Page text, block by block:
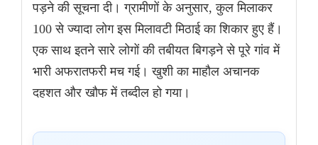
पड़ने की सूचना दी। ग्रामीणों के अनुसार, कुल मिलाकर
100 से ज्यादा लोग इस मिलावटी मिठाई का शिकार हुए हैं।
एक साथ इतने सारे लोगों की तबीयत बिगड़ने से पूरे गांव में
भारी अफरातफरी मच गई। खुशी का माहौल अचानक
दहशत और खौफ में तब्दील हो गया।